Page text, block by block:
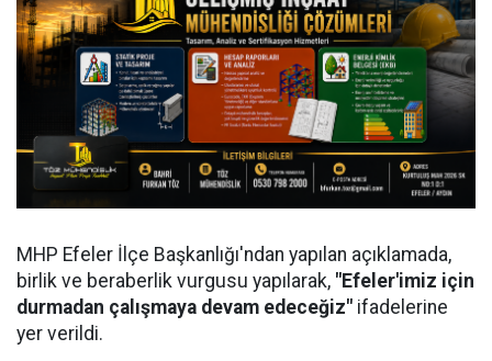
MHP Efeler İlçe Başkanlığı'ndan yapılan açıklamada,
birlik ve beraberlik vurgusu yapılarak, "Efeler'imiz için
durmadan çalışmaya devam edeceğiz" ifadelerine
yer verildi.